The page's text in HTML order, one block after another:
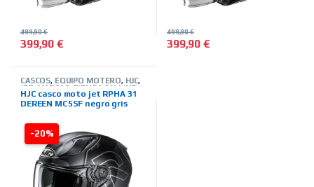
399,90€
499,90€
Este producto tiene múltiples variantes. Las opciones se
399,90€
499,90€
Este producto tiene múltiples
-20%
CASCOS, EQUIPO MOTERO, HJC,
JET MARCAS, TIENDA ON LINE
HJC casco moto jet RPHA 31
DEREEN MC5SF negro gris